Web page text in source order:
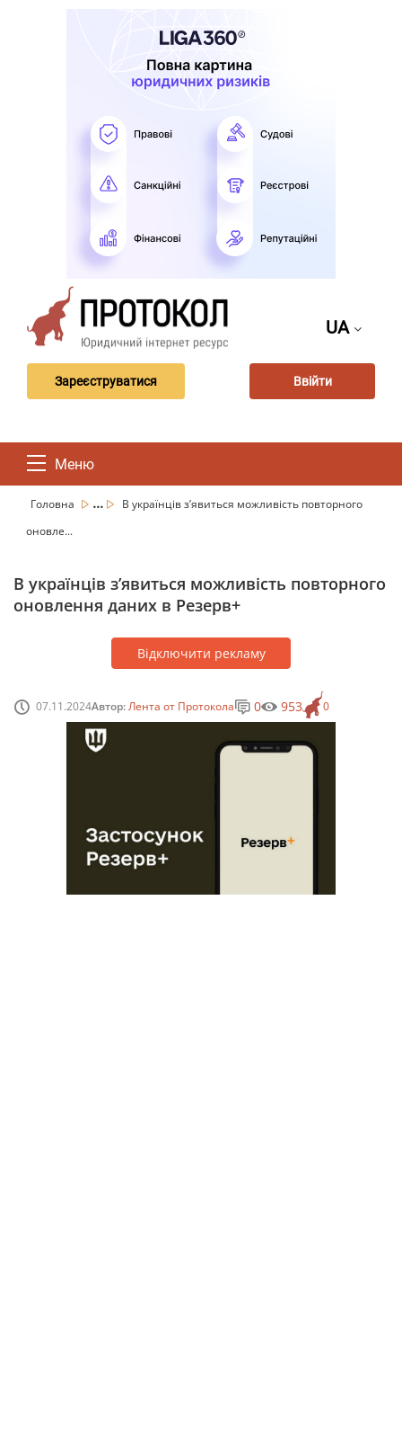
UA
Зареєструватися Ввійти
Меню
Головна ...
В українців з’явиться можливість повторного
оновле...
В українців з’явиться можливість повторного
оновлення даних в Резерв+
Відключити рекламу
07.11.2024Автор:Лента от Протокола 0
0 953